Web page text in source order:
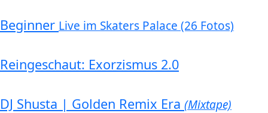
Beginner Live im Skaters Palace (26 Fotos)
Reingeschaut: Exorzismus 2.0
DJ Shusta | Golden Remix Era (Mixtape)